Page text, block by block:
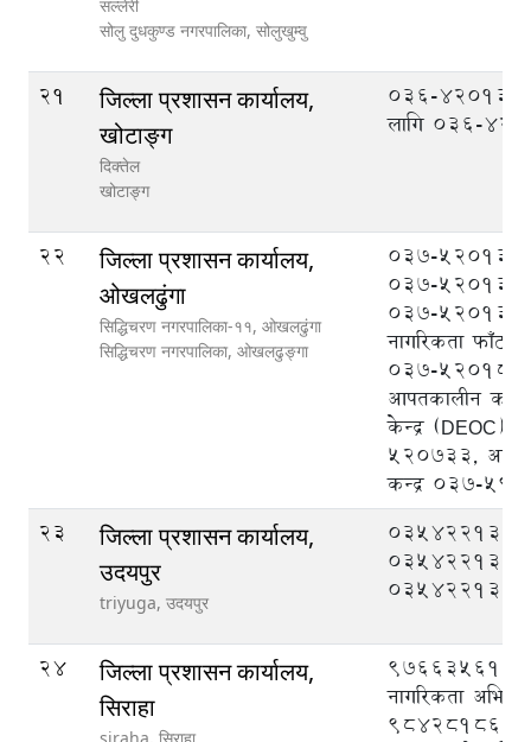
सल्लेरी
सोलु दुधकुण्ड नगरपालिका, सोलुखुम्वु
21
जिल्ला प्रशासन कार्यालय,
खोटाङ्ग
दिक्तेल
खोटाङ्ग
036-420133
लागि 036-
22
जिल्ला प्रशासन कार्यालय,
ओखलढुंगा
सिद्धिचरण नगरपालिका-११, ओखलढुंगा
सिद्धिचरण नगरपालिका, ओखलढुङ्गा
037-520133
037-520131
037-520132
नागरिकता फाँट,
037-520182,
आपतकालीन
केन्द्र
520733,
कन्द्र 037-
23
जिल्ला प्रशासन कार्यालय,
उदयपुर
triyuga, उदयपुर
035422133,
035422131,
035422132
24
जिल्ला प्रशासन कार्यालय,
सिराहा
नागरिकता
9842818615